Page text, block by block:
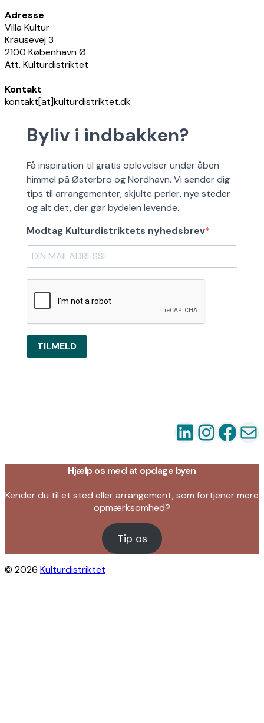
Adresse
Villa Kultur
Krausevej 3
2100 København Ø
Att. Kulturdistriktet
Kontakt
kontakt[at]kulturdistriktet.dk
Byliv i indbakken?
Få inspiration til gratis oplevelser under åben
himmel på Østerbro og Nordhavn. Vi sender dig
tips til arrangementer, skjulte perler, nye steder
og alt det, der gør bydelen levende.
Modtag Kulturdistriktets nyhedsbrev
TILMELD
LinkedIn
Hjælp os med at opdage byen
Kender du til et sted eller arrangement, som fortjener mere
opmærksomhed?
Tip os
© 2026 Kulturdistriktet